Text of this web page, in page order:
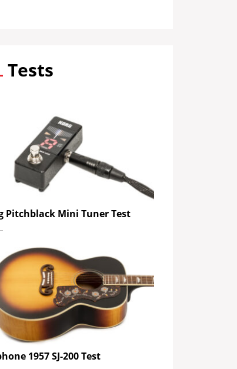
Tests
Pitchblack Mini Tuner Test
1957 SJ-200 Test